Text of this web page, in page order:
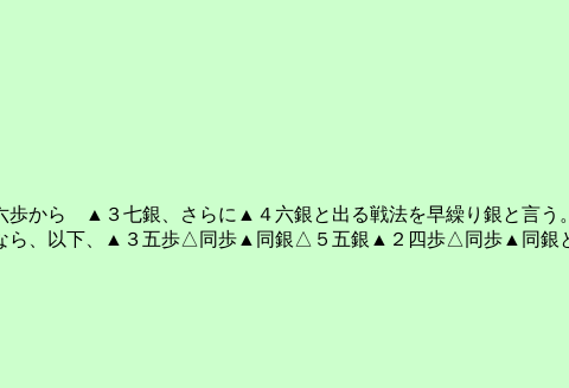
歩から ▲３七銀、さらに▲４六銀と出る戦法を早繰り銀と言う
ら、以下、▲３五歩△同歩▲同銀△５五銀▲２四歩△同歩▲同銀と